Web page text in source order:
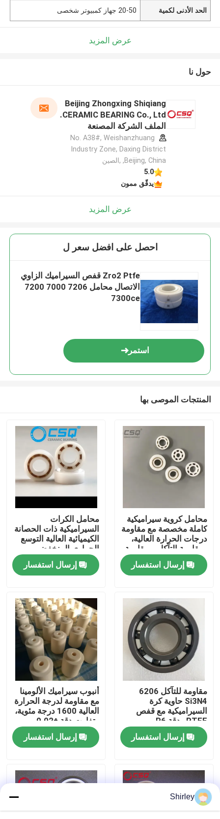
منزل
منتجات
عرض الواقع الافتراضي
معلومات عنا
جولة في المعمل
رقابة جودة
اتصل بنا
محامل كروية سيراميك
608 محامل سيراميك
الحد الأدنى لكمية 20-50 جهاز كمبيوتر شخصى
عرض المزيد
حول نا
Beijing Zhongxing Shiqiang
CERAMIC BEARING Co., Ltd.
الملف الشركة المصنعة
No. A38#, Weishanzhuang
Industry Zone, Daxing District
,Beijing, China ,الصين
5.0
يدقّق ممون
عرض المزيد
احصل على افضل سعر ل
Zro2 Ptfe قفص السيراميك الزاوي
الاتصال محامل 7206 7000 7200
7300ce
استمر
المنتجات الموصى بها
محامل كروية سيراميكية
كاملة مخصصة مع مقاومة
درجات الحرارة العالية،
ومقاومة التآكل، ومقاومة
التآكل
إرسال استفسار
محامل الكرات
السيراميكية ذات الحصانة
الكيميائية العالية التوسع
الحراري المنخفض
والعمل الصامت للأجهزة
الجوية والفضاء والطبية
إرسال استفسار
مقاومة للتآكل 6206
Si3N4 حاوية كرة
السيراميكية مع قفص
PTFE ودقة P6
إرسال استفسار
أنبوب سيراميك الألومينا
مع مقاومة لدرجة الحرارة
العالية 1600 درجة مئوية،
ومقاومة عزل > 10¹² أوم
للتطبيقات الصناعية
إرسال استفسار
Shirley